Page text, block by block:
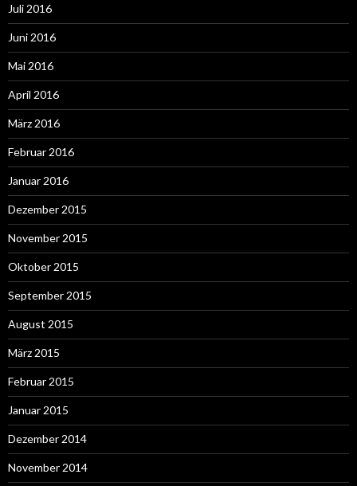
Juli 2016
Juni 2016
Mai 2016
April 2016
März 2016
Februar 2016
Januar 2016
Dezember 2015
November 2015
Oktober 2015
September 2015
August 2015
März 2015
Februar 2015
Januar 2015
Dezember 2014
November 2014